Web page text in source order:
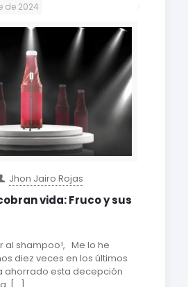
de 2024
Jhon Jairo Rojas
vida: Fruco y sus
al shampoo!, Me lo he
diez veces en los últimos
ahorrado esta decepción